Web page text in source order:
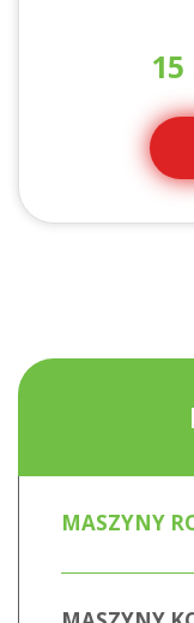
MASZYNY
15